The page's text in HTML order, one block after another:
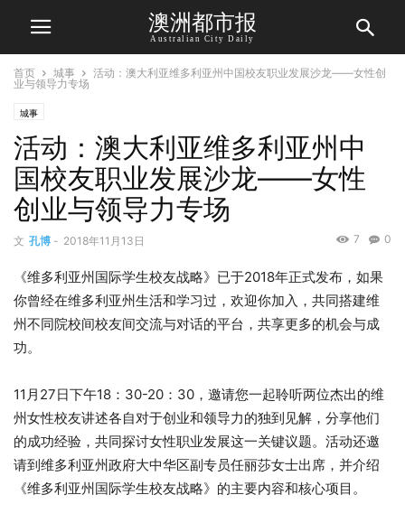
澳洲都市报
Australian City Daily
首页 城事
活动：澳大利亚维多利亚州中国校友职业发展沙龙——女性创
业与领导力专场
城事
活动：澳大利亚维多利亚州中
国校友职业发展沙龙——女性
创业与领导力专场
文 孔博 - 2018年11月13日 0
7
《维多利亚州国际学生校友战略》已于2018年正式发布，如果
你曾经在维多利亚州生活和学习过，欢迎你加入，共同搭建维
州不同院校间校友间交流与对话的平台，共享更多的机会与成
功。
11月27日下午18：30-20：30，邀请您一起聆听两位杰出的维
州女性校友讲述各自对于创业和领导力的独到见解，分享他们
的成功经验，共同探讨女性职业发展这一关键议题。活动还邀
请到维多利亚州政府大中华区副专员任丽莎女士出席，并介绍
《维多利亚州国际学生校友战略》的主要内容和核心项目。